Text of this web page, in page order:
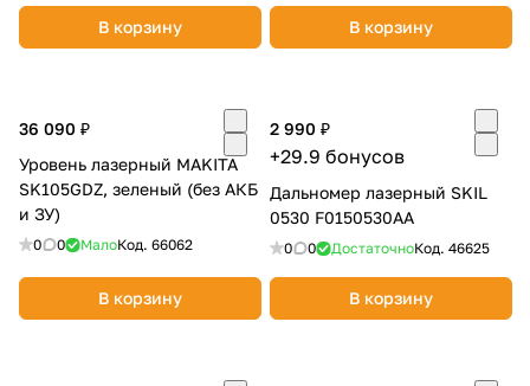
В корзину В корзину
36 090 ₽
Уровень лазерный MAKITA
SK105GDZ, зеленый (без АКБ
и ЗУ)
0 0 МалоКод. 66062
В корзину
2 990 ₽
+29.9 бонусов
Дальномер лазерный SKIL
0530 F0150530AA
0 0 ДостаточноКод. 46625
В корзину